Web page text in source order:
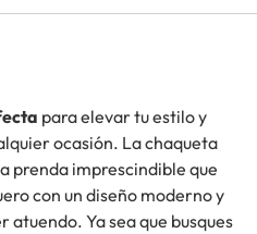
para elevar tu estilo y
ocasión. La chaqueta
prenda imprescindible que
con un diseño moderno y
Ya sea que busques